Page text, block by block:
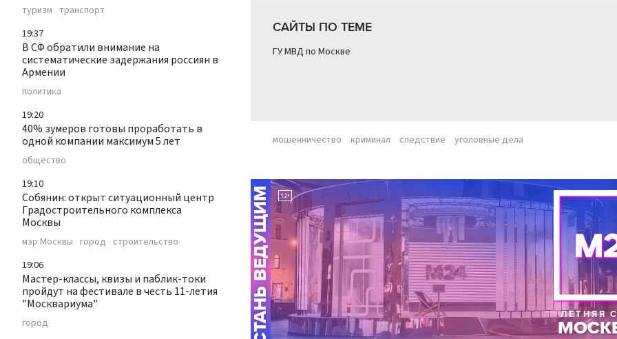
туризм транспорт
19:37
В СФ обратили внимание на
систематические задержания россиян в
Армении
политика
19:20
40% зумеров готовы проработать в
одной компании максимум 5 лет
общество
19:10
Собянин: открыт ситуационный центр
Градостроительного комплекса
Москвы
мэр Москвы город строительство
19:06
Мастер-классы, квизы и паблик-токи
пройдут на фестивале в честь 11-летия
"Москвариума"
город
САЙТЫ ПО ТЕМЕ
ГУ МВД по Москве
мошенничество криминал следствие уголовные дела